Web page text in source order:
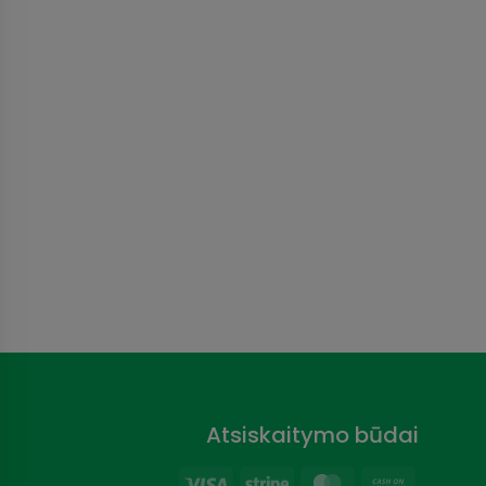
Atsiskaitymo būdai